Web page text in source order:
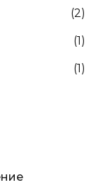
(2)
(1)
(1)